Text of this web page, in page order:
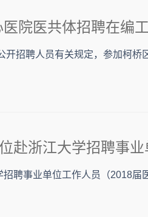
院医共体招聘在编
开招聘人员有关规定，参加柯桥
聘事业单位工作人员（2018届